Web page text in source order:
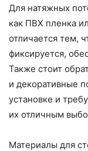
Для натяжных
как ПВХ пленка
отличается тем,
фиксируется,
Также стоит
и декоративные
установке и
их отличным
Материалы для